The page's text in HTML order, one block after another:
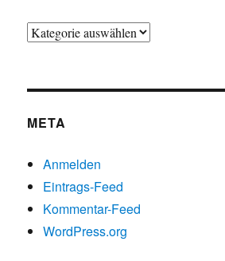
Beiträge
META
Anmelden
Eintrags-Feed
Kommentar-Feed
WordPress.org